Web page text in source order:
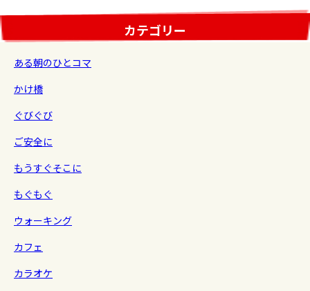
カテゴリー
ある朝のひとコマ
かけ橋
ぐびぐび
ご安全に
もうすぐそこに
もぐもぐ
ウォーキング
カフェ
カラオケ